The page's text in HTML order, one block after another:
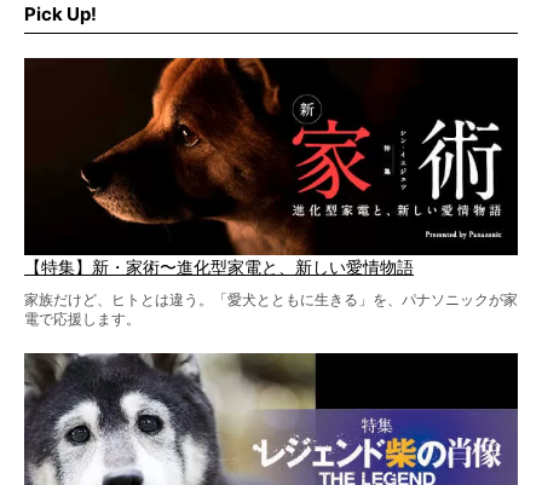
Pick Up!
【特集】新・家術〜進化型家電と、新しい愛情物語
家族だけど、ヒトとは違う。「愛犬とともに生きる」を、パナソニックが家
電で応援します。